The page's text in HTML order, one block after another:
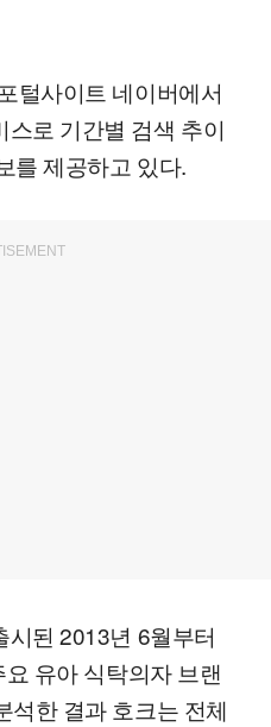
털사이트 네이버에서
로 기간별 검색 추이
를 제공하고 있다.
시된 2013년 6월부터
유아 식탁의자 브랜
석한 결과 호크는 전체